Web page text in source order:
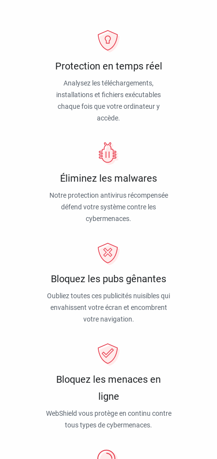
Protection en temps réel
Analysez les téléchargements,
installations et fichiers exécutables
chaque fois que votre ordinateur y
accède.
Éliminez les malwares
Notre protection antivirus récompensée
défend votre système contre les
cybermenaces.
Bloquez les pubs gênantes
Oubliez toutes ces publicités nuisibles qui
envahissent votre écran et encombrent
votre navigation.
Bloquez les menaces en
ligne
WebShield vous protège en continu contre
tous types de cybermenaces.